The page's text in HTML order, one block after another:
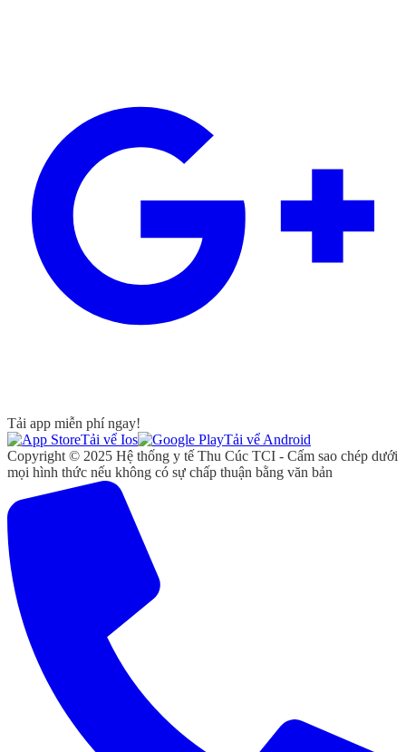
Tải app miễn phí ngay!
Tải vể Ios
Tải vể Android
Copyright © 2025 Hệ thống y tế Thu Cúc TCI - Cấm sao chép dưới
mọi hình thức nếu không có sự chấp thuận bằng văn bản